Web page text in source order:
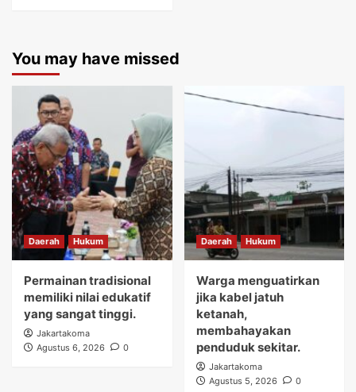
You may have missed
Daerah Hukum
Permainan tradisional
memiliki nilai edukatif
yang sangat tinggi.
Jakartakoma
Agustus 6, 2026
0
Daerah Hukum
Warga menguatirkan
jika kabel jatuh
ketanah,
membahayakan
penduduk sekitar.
Jakartakoma
Agustus 5, 2026
0